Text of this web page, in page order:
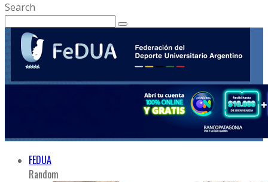
Search
FEDUA
Random